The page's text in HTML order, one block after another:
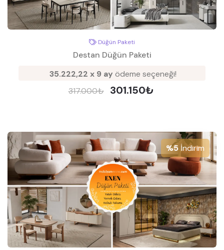
Düğün Paketi
Destan Düğün Paketi
35.222,22 x 9 ay ödeme seçeneği!
317.000₺
301.150₺
%5 İndirim